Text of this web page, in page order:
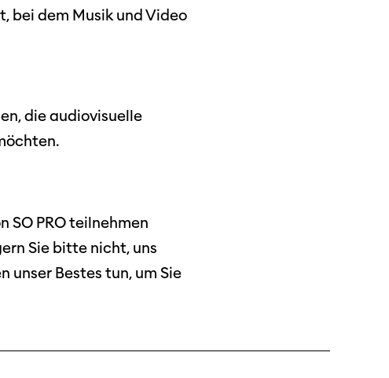
bei dem Musik und Video
die audiovisuelle
SO PRO teilnehmen
Sie bitte nicht, uns
unser Bestes tun, um Sie